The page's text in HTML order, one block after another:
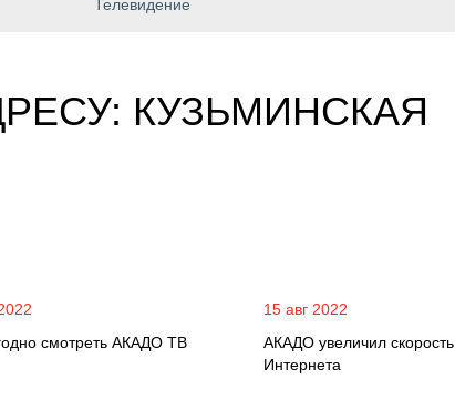
Телевидение
КУЗЬМИНСКАЯ
смотреть АКАДО ТВ
15 авг 2022
АКАДО увеличил скорость
Интернета